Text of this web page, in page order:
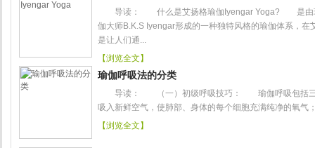
导读： 什么是艾扬格瑜伽Iyengar Yoga? 是由现
伽大师B.K.S Iyengar形成的一种独特风格的瑜伽体系，在
是让人们通...
【浏览全文】
瑜伽呼吸法的分类
导读： （一）初级呼吸技巧： 瑜伽呼吸包括
吸入新鲜空气，使肺部、身体的每个细胞充满纯净的氧
【浏览全文】